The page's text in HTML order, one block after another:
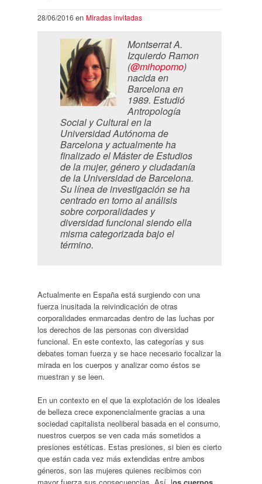
28/06/2016 en Miradas invitadas
Montserrat A.
Izquierdo Ramon
(@mihopomo)
nacida en
Barcelona en
1989. Estudió
Antropología
Social y Cultural en la
Universidad Autónoma de
Barcelona y actualmente ha
finalizado el Máster de Estudios
de la mujer, género y ciudadanía
de la Universidad de Barcelona.
Su línea de investigación se ha
centrado en torno al análisis
sobre corporalidades y
diversidad funcional siendo ella
misma categorizada bajo el
término.
Actualmente en España está surgiendo con una
fuerza inusitada la reivindicación de otras
corporalidades enmarcadas dentro de las luchas por
los derechos de las personas con diversidad
funcional. En este contexto, las categorías y sus
debates toman fuerza y se hace necesario focalizar la
mirada en los cuerpos y analizar como éstos se
muestran y se leen.
En un contexto en el que la explotación de los ideales
de belleza crece exponencialmente gracias a una
sociedad capitalista neoliberal basada en el consumo,
nuestros cuerpos se ven cada más sometidos a
presiones estéticas. Estas presiones, si bien es cierto
que están cada vez más extendidas entre ambos
géneros, son las mujeres quienes recibimos con